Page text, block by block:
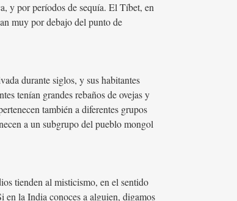
y por períodos de sequía. El Tíbet, en
muy por debajo del punto de
durante siglos, y sus habitantes
tenían grandes rebaños de ovejas y
también a diferentes grupos
a un subgrupo del pueblo mongol
tienden al misticismo, en el sentido
en la India conoces a alguien, digamos